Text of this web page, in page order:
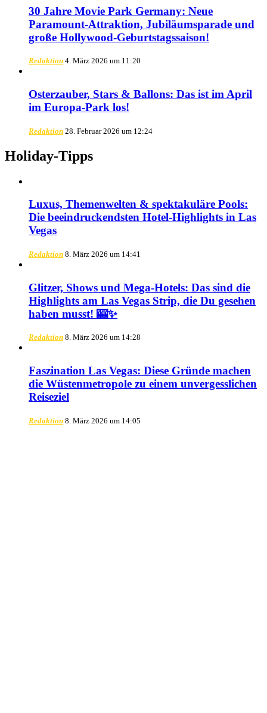
30 Jahre Movie Park Germany: Neue
Paramount-Attraktion, Jubiläumsparade und
große Hollywood-Geburtstagssaison!
Redaktion 4. März 2026 um 11:20
Osterzauber, Stars & Ballons: Das ist im April
im Europa-Park los!
Redaktion 28. Februar 2026 um 12:24
Holiday-Tipps
Luxus, Themenwelten & spektakuläre Pools:
Die beeindruckendsten Hotel-Highlights in Las
Vegas
Redaktion 8. März 2026 um 14:41
Glitzer, Shows und Mega-Hotels: Das sind die
Highlights am Las Vegas Strip, die Du gesehen
haben musst! 🎰✨
Redaktion 8. März 2026 um 14:28
Faszination Las Vegas: Diese Gründe machen
die Wüstenmetropole zu einem unvergesslichen
Reiseziel
Redaktion 8. März 2026 um 14:05